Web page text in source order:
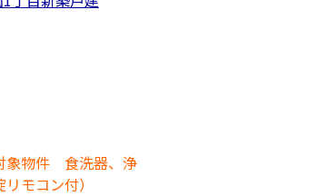
象物件 食洗器、浄
モコン付）